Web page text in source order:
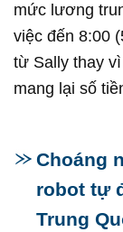
mức lương
việc đến 8:00
từ Sally thay
mang lại số
Choáng
robot tự
Trung